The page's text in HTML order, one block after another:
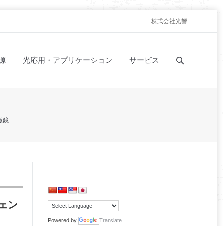
株式会社光響
光応用・アプリケーション サービス
鏡
ン
Powered by Translate